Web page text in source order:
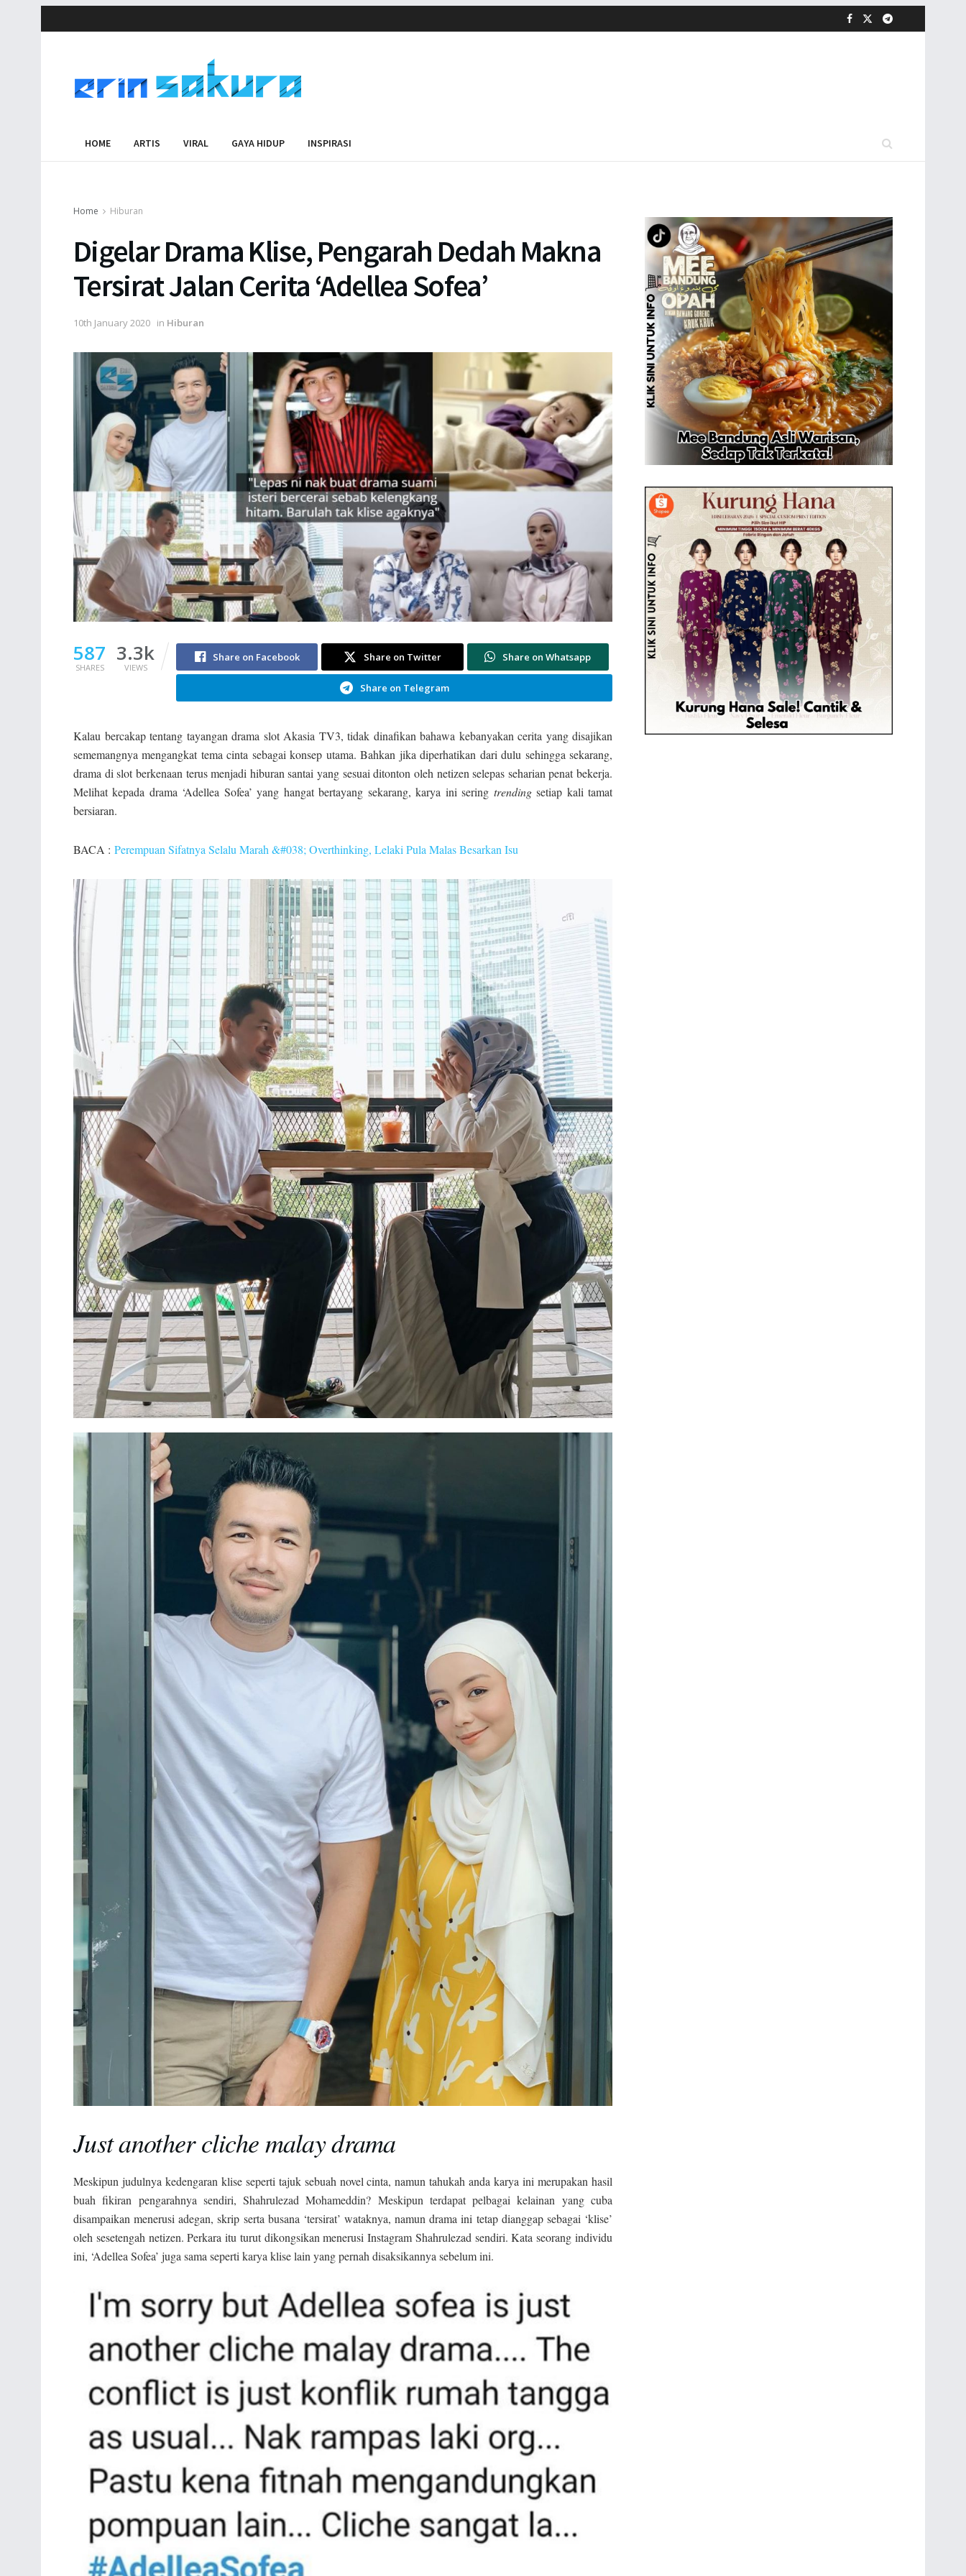
HOME ARTIS VIRAL GAYA HIDUP INSPIRASI
Home Hiburan
Digelar Drama Klise, Pengarah Dedah Makna
Tersirat Jalan Cerita ‘Adellea Sofea’
10th January 2020 in Hiburan
587
SHARES
3.3k
VIEWS
Share on Facebook Share on Twitter Share on Whatsapp
Share on Telegram
Kalau bercakap tentang tayangan drama slot Akasia TV3, tidak dinafikan bahawa kebanyakan cerita yang disajikan
sememangnya mengangkat tema cinta sebagai konsep utama. Bahkan jika diperhatikan dari dulu sehingga sekarang,
drama di slot berkenaan terus menjadi hiburan santai yang sesuai ditonton oleh netizen selepas seharian penat bekerja.
Melihat kepada drama ‘Adellea Sofea’ yang hangat bertayang sekarang, karya ini sering trendingsetiap kali tamat
bersiaran.
BACA : Perempuan Sifatnya Selalu Marah &#038; Overthinking, Lelaki Pula Malas Besarkan Isu
Just another cliche malay drama
Meskipun judulnya kedengaran klise seperti tajuk sebuah novel cinta, namun tahukah anda karya ini merupakan hasil
buah fikiran pengarahnya sendiri, Shahrulezad Mohameddin? Meskipun terdapat pelbagai kelainan yang cuba
disampaikan menerusi adegan, skrip serta busana ‘tersirat’ wataknya, namun drama ini tetap dianggap sebagai ‘klise’
oleh sesetengah netizen. Perkara itu turut dikongsikan menerusi Instagram Shahrulezad sendiri. Kata seorang individu
ini, ‘Adellea Sofea’ juga sama seperti karya klise lain yang pernah disaksikannya sebelum ini.